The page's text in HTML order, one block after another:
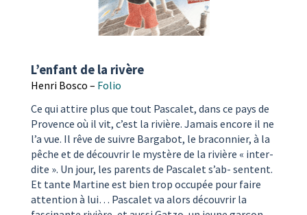
L’enfant de la rivère
Henri Bosco – Folio
Ce qui attire plus que tout Pascalet, dans ce pays de
Provence où il vit, c’est la rivière. Jamais encore il ne
l’a vue. Il rêve de suivre Bargabot, le braconnier, à la
pêche et de découvrir le mystère de la rivière « inter-
dite ». Un jour, les parents de Pascalet s’ab- sentent.
Et tante Martine est bien trop occupée pour faire
attention à lui… Pascalet va alors découvrir la